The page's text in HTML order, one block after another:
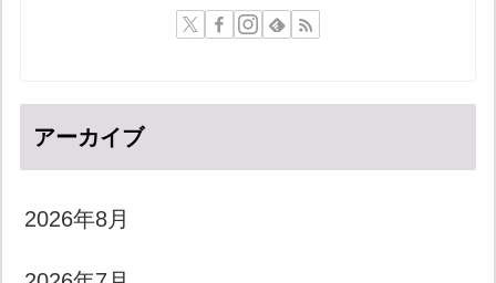
アーカイブ
2026年8月